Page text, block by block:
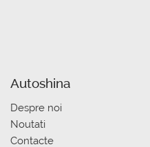
Autoshina
Despre noi
Noutati
Contacte